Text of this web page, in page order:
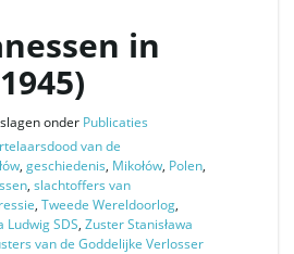
in
onder Publicaties
van de
, geschiedenis, Mikołów, Polen,
, slachtoffers van
, Tweede Wereldoorlog,
SDS, Zuster Stanisława
van de Goddelijke Verlosser